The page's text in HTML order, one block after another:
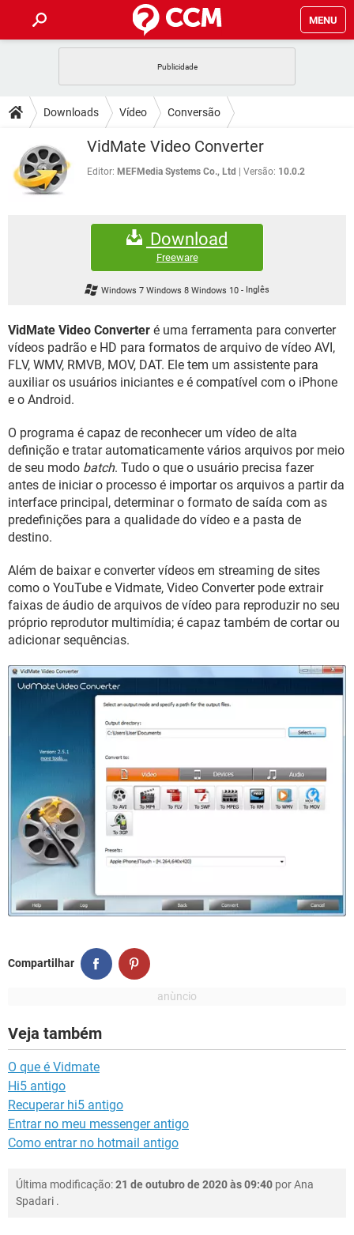
MENU
CELULAR FACEBOOK
OUTLOOK EXCEL
INSTAGRAM GMAIL
GUIA DE COMPRAS
DICAS
JOGOS WHATSAPP
CELULAR
OUTLOOK
JOGOS WHATSAPP
CELULAR
EXCEL
GMAIL
FÓRUM
FACEBOOK
EXCEL
GMAIL
WHATSAPP
INSTAGRAM GMAIL
GUIA DE COMPRAS
Downloads Vídeo Conversão
VidMate Video Converter
Editor: MEFMedia Systems Co., Ltd Versão: 10.0.2
Download
Freeware
Windows 7 Windows 8 Windows 10 - Inglês
VidMate Video Converter é uma ferramenta para converter
vídeos padrão e HD para formatos de arquivo de vídeo AVI,
FLV, WMV, RMVB, MOV, DAT. Ele tem um assistente para
auxiliar os usuários iniciantes e é compatível com o iPhone
e o Android.
O programa é capaz de reconhecer um vídeo de alta
definição e tratar automaticamente vários arquivos por meio
de seu modo batch. Tudo o que o usuário precisa fazer
antes de iniciar o processo é importar os arquivos a partir da
interface principal, determinar o formato de saída com as
predefinições para a qualidade do vídeo e a pasta de
destino.
Além de baixar e converter vídeos em streaming de sites
como o YouTube e Vidmate, Video Converter pode extrair
faixas de áudio de arquivos de vídeo para reproduzir no seu
próprio reprodutor multimídia; é capaz também de cortar ou
adicionar sequências.
Compartilhar
Veja também
O que é Vidmate
Hi5 antigo
Recuperar hi5 antigo
Entrar no meu messenger antigo
Como entrar no hotmail antigo
Última modificação:21 de outubro de 2020 às 09:40 porAna
Spadari .